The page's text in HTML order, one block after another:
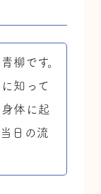
柳です。
知って
体に起
日の流